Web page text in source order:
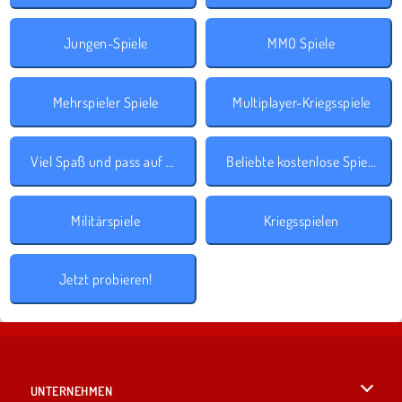
Jungen-Spiele MMO Spiele
Mehrspieler Spiele Multiplayer-Kriegsspiele
Viel Spaß und pass auf dich auf! Beliebte kostenlose Spiele
Militärspiele Kriegsspielen
Jetzt probieren!
UNTERNEHMEN